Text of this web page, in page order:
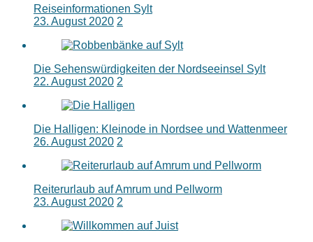
Reiseinformationen Sylt
23. August 2020 2
Die Sehenswürdigkeiten der Nordseeinsel Sylt
22. August 2020 2
Die Halligen: Kleinode in Nordsee und Wattenmeer
26. August 2020 2
Reiterurlaub auf Amrum und Pellworm
23. August 2020 2